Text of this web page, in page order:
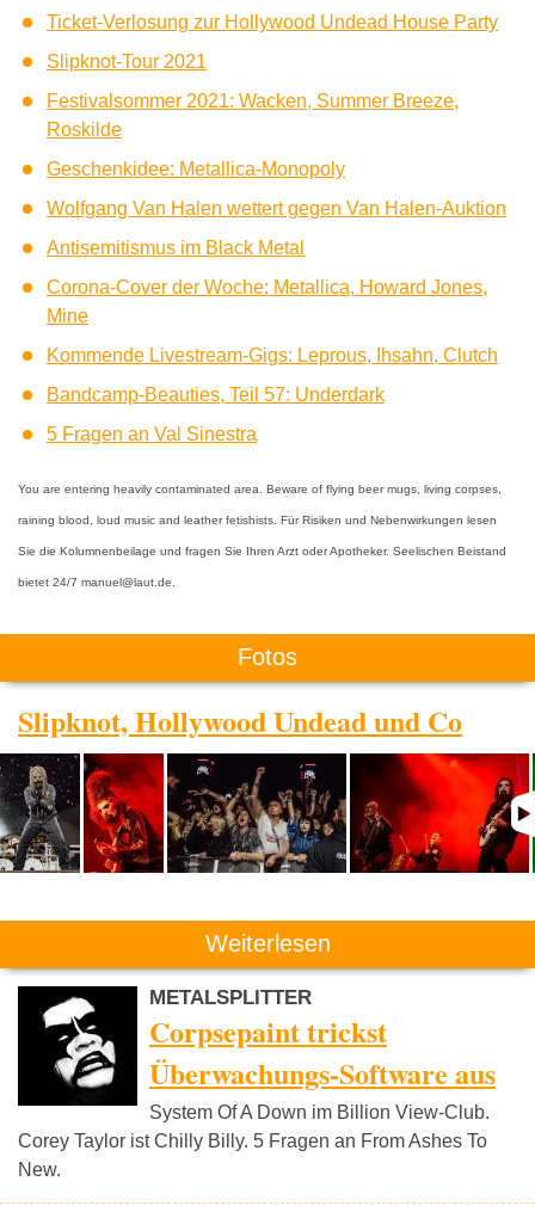
Ticket-Verlosung zur Hollywood Undead House Party
Slipknot-Tour 2021
Festivalsommer 2021: Wacken, Summer Breeze,
Roskilde
Geschenkidee: Metallica-Monopoly
Wolfgang Van Halen wettert gegen Van Halen-Auktion
Antisemitismus im Black Metal
Corona-Cover der Woche: Metallica, Howard Jones,
Mine
Kommende Livestream-Gigs: Leprous, Ihsahn, Clutch
Bandcamp-Beauties, Teil 57: Underdark
5 Fragen an Val Sinestra
You are entering heavily contaminated area. Beware of flying beer mugs, living corpses,
raining blood, loud music and leather fetishists. Für Risiken und Nebenwirkungen lesen
Sie die Kolumnenbeilage und fragen Sie Ihren Arzt oder Apotheker. Seelischen Beistand
bietet 24/7 manuel@laut.de.
Fotos
Slipknot, Hollywood Undead und Co
Weiterlesen
METALSPLITTER
Corpsepaint trickst
Überwachungs-Software aus
System Of A Down im Billion View-Club.
Corey Taylor ist Chilly Billy. 5 Fragen an From Ashes To
New.